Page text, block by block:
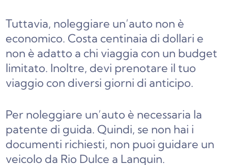
Tuttavia, noleggiare un’auto non è
economico. Costa centinaia di dollari e
non è adatto a chi viaggia con un budget
limitato. Inoltre, devi prenotare il tuo
viaggio con diversi giorni di anticipo.
Per noleggiare un’auto è necessaria la
patente di guida. Quindi, se non hai i
documenti richiesti, non puoi guidare un
veicolo da Rio Dulce a Lanquin.